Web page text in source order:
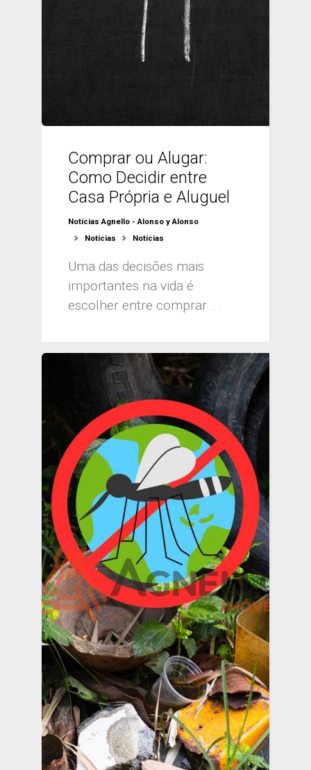
Comprar ou Alugar:
Como Decidir entre
Casa Própria e Aluguel
Notícias Agnello - Alonso y Alonso
Notícias
Notícias
Uma das decisões mais
importantes na vida é
escolher entre comprar ...